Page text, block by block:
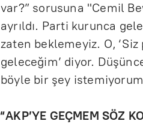
var?” sorusuna "Cemil
ayrıldı. Parti kurunca
zaten beklemeyiz. O,
geleceğim’ diyor.
böyle bir şey
“AKP’YE GEÇMEM SÖZ